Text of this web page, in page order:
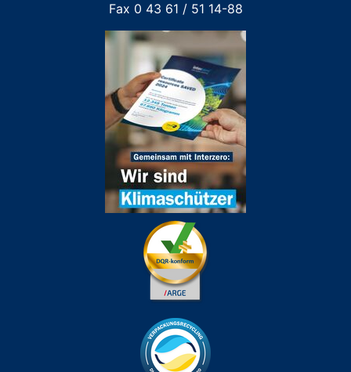
Fax 0 43 61 / 51 14-88